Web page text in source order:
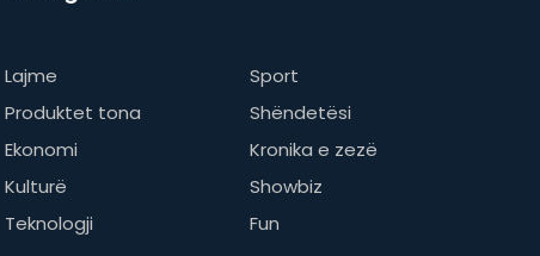
Lajme
Sport
Produktet tona
Shëndetësi
Ekonomi
Kronika e zezë
Kulturë
Showbiz
Teknologji
Fun